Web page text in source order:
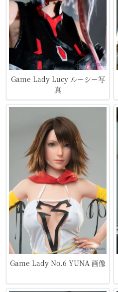
Game Lady Lucy ルーシー写
真
Game Lady No.6 YUNA 画像